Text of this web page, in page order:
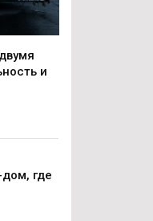
и
где